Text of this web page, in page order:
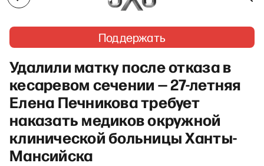
Поддержать
Удалили матку после отказа в
кесаревом сечении — 27-летняя
Елена Печникова требует
наказать медиков окружной
клинической больницы Ханты-
Мансийска